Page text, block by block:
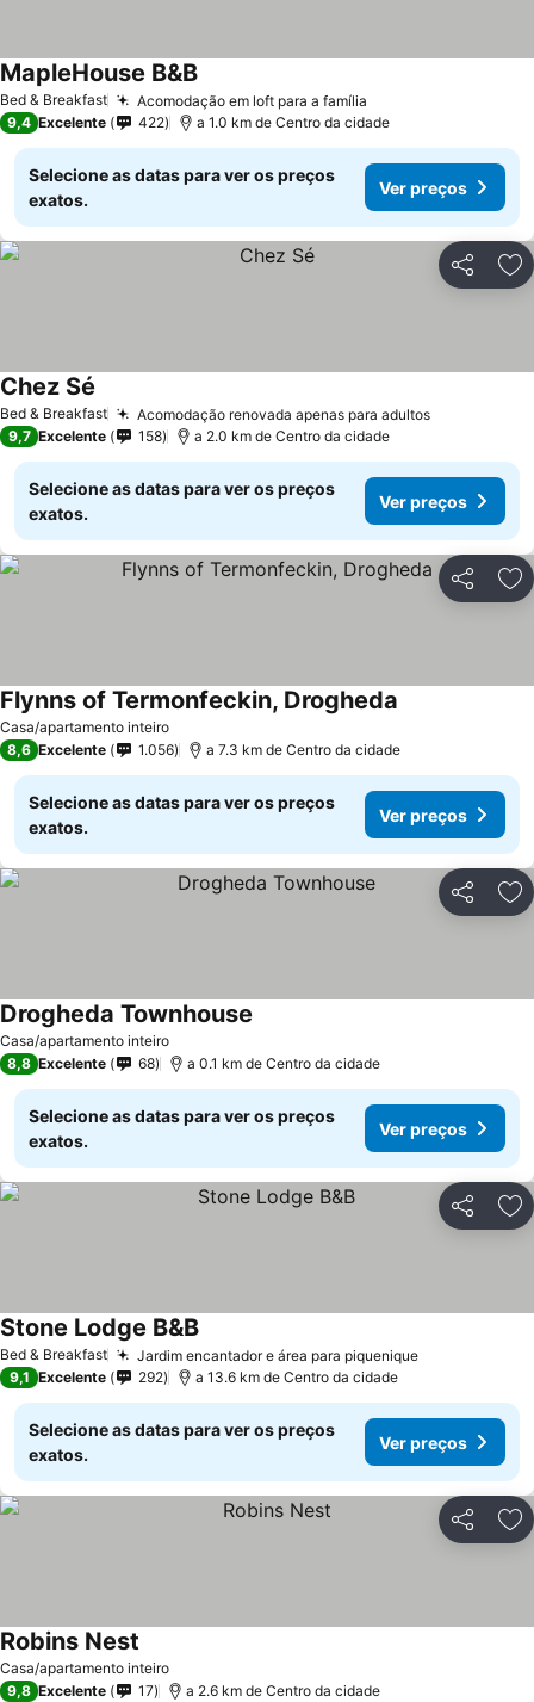
Bed & Breakfast Acomodação em loft para a família
MapleHouse B&B
9,4 Excelente 422 a 1.0 km de Centro da cidade
Selecione as datas para ver os preços
exatos.
Ver preços
Partilhar
Bed & Breakfast Acomodação renovada apenas para adultos
Chez Sé
9,7 Excelente 158 a 2.0 km de Centro da cidade
Selecione as datas para ver os preços
exatos.
Ver preços
Partilhar
Casa/apartamento inteiro
Flynns of Termonfeckin, Drogheda
8,6 Excelente 1.056 a 7.3 km de Centro da cidade
Selecione as datas para ver os preços
exatos.
Ver preços
Partilhar
Casa/apartamento inteiro
Drogheda Townhouse
8,8 Excelente 68 a 0.1 km de Centro da cidade
Selecione as datas para ver os preços
exatos.
Ver preços
Partilhar
Bed & Breakfast Jardim encantador e área para piquenique
Stone Lodge B&B
9,1 Excelente 292 a 13.6 km de Centro da cidade
Selecione as datas para ver os preços
exatos.
Ver preços
Partilhar
Casa/apartamento inteiro
Robins Nest
9,8 Excelente 17 a 2.6 km de Centro da cidade